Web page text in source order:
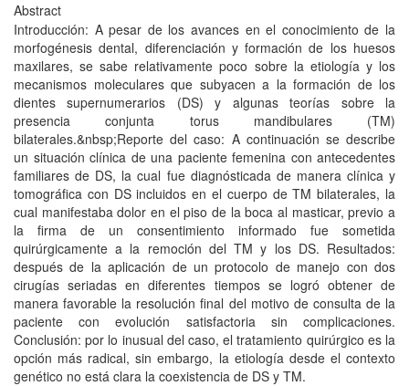
Abstract
Introducción: A pesar de los avances en el conocimiento de la
morfogénesis dental, diferenciación y formación de los huesos
maxilares, se sabe relativamente poco sobre la etiología y los
mecanismos moleculares que subyacen a la formación de los
dientes supernumerarios (DS) y algunas teorías sobre la
presencia conjunta torus mandibulares (TM)
bilaterales.&nbsp;Reporte del caso: A continuación se describe
un situación clínica de una paciente femenina con antecedentes
familiares de DS, la cual fue diagnósticada de manera clínica y
tomográfica con DS incluidos en el cuerpo de TM bilaterales, la
cual manifestaba dolor en el piso de la boca al masticar, previo a
la firma de un consentimiento informado fue sometida
quirúrgicamente a la remoción del TM y los DS. Resultados:
después de la aplicación de un protocolo de manejo con dos
cirugías seriadas en diferentes tiempos se logró obtener de
manera favorable la resolución final del motivo de consulta de la
paciente con evolución satisfactoria sin complicaciones.
Conclusión: por lo inusual del caso, el tratamiento quirúrgico es la
opción más radical, sin embargo, la etiología desde el contexto
genético no está clara la coexistencia de DS y TM.